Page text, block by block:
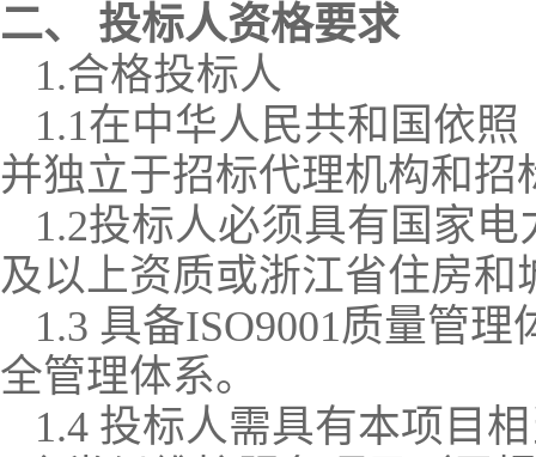
二、
投标人资格要求
1.合格投标人
1.1在中华人民共和国依
并独立于招标代理机构和
1.2投标人必须具有国家
及以上资质或浙江省住房
1.3 具备ISO9001质量管理
全管理体系。
1.4 投标人需具有本项目